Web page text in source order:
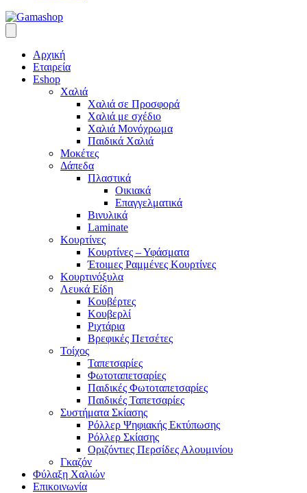
Αρχική
Εταιρεία
Eshop
Χαλιά
Χαλιά σε Προσφορά
Χαλιά με σχέδιο
Χαλιά Μονόχρωμα
Παιδικά Χαλιά
Μοκέτες
Δάπεδα
Πλαστικά
Οικιακά
Επαγγελματικά
Βινυλικά
Laminate
Κουρτίνες
Κουρτίνες – Υφάσματα
Έτοιμες Ραμμένες Κουρτίνες
Κουρτινόξυλα
Λευκά Είδη
Κουβέρτες
Κουβερλί
Ριχτάρια
Βρεφικές Πετσέτες
Τοίχος
Ταπετσαρίες
Φωτοταπετσαρίες
Παιδικές Φωτοταπετσαρίες
Παιδικές Ταπετσαρίες
Συστήματα Σκίασης
Ρόλλερ Ψηφιακής Εκτύπωσης
Ρόλλερ Σκίασης
Οριζόντιες Περσίδες Αλουμινίου
Γκαζόν
Φύλαξη Χαλιών
Επικοινωνία